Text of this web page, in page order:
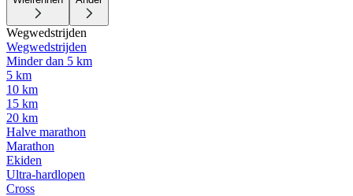
Wegwedstrijden
Wegwedstrijden
Minder dan 5 km
5 km
10 km
15 km
20 km
Halve marathon
Marathon
Ekiden
Ultra-hardlopen
Cross